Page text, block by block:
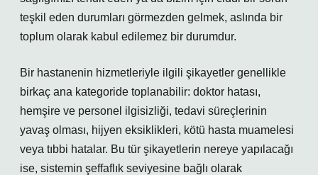
teşkil eden durumları görmezden gelmek, aslında bir
toplum olarak kabul edilemez bir durumdur.
Bir hastanenin hizmetleriyle ilgili şikayetler genellikle
birkaç ana kategoride toplanabilir: doktor hatası,
hemşire ve personel ilgisizliği, tedavi süreçlerinin
yavaş olması, hijyen eksiklikleri, kötü hasta muamelesi
veya tıbbi hatalar. Bu tür şikayetlerin nereye yapılacağı
ise, sistemin şeffaflık seviyesine bağlı olarak